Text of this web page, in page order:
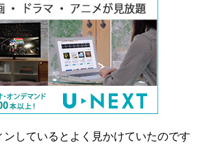
しているとよく見かけていたのです